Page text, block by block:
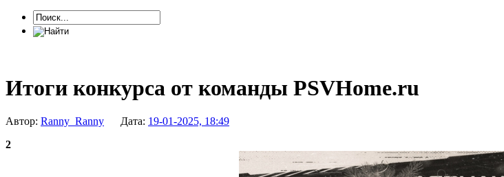
Итоги конкурса от команды PSVHome.ru
Автор: Ranny_Ranny Дата: 19-01-2025, 18:49
2